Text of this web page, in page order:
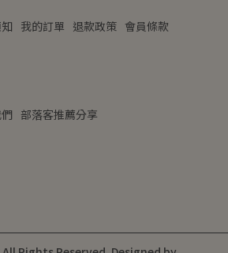
我的訂單 退款政策 會員條款
部落客推薦分享